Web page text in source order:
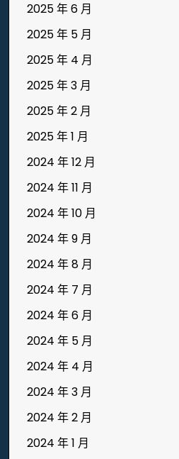
2025 年 6 月
2025 年 5 月
2025 年 4 月
2025 年 3 月
2025 年 2 月
2025 年 1 月
2024 年 12 月
2024 年 11 月
2024 年 10 月
2024 年 9 月
2024 年 8 月
2024 年 7 月
2024 年 6 月
2024 年 5 月
2024 年 4 月
2024 年 3 月
2024 年 2 月
2024 年 1 月